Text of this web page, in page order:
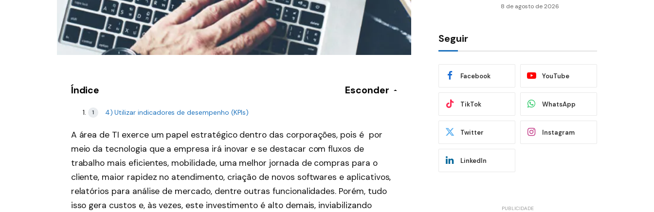
Índice Esconder
4) Utilizar indicadores de desempenho (KPIs)
A área de TI exerce um papel estratégico dentro das corporações, pois é por
meio da tecnologia que a empresa irá inovar e se destacar com fluxos de
trabalho mais eficientes, mobilidade, uma melhor jornada de compras para o
cliente, maior rapidez no atendimento, criação de novos softwares e aplicativos,
relatórios para análise de mercado, dentre outras funcionalidades. Porém, tudo
isso gera custos e, às vezes, este investimento é alto demais, inviabilizando
8 de agosto de 2026
Seguir
Facebook YouTube
TikTok WhatsApp
Twitter Instagram
LinkedIn